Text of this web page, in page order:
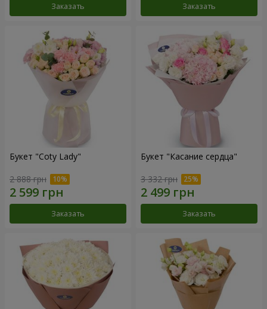
Заказать Заказать
Букет "Coty Lady"
2 888 грн
Заказать
Букет "Касание сердца"
3 332 грн
Заказать